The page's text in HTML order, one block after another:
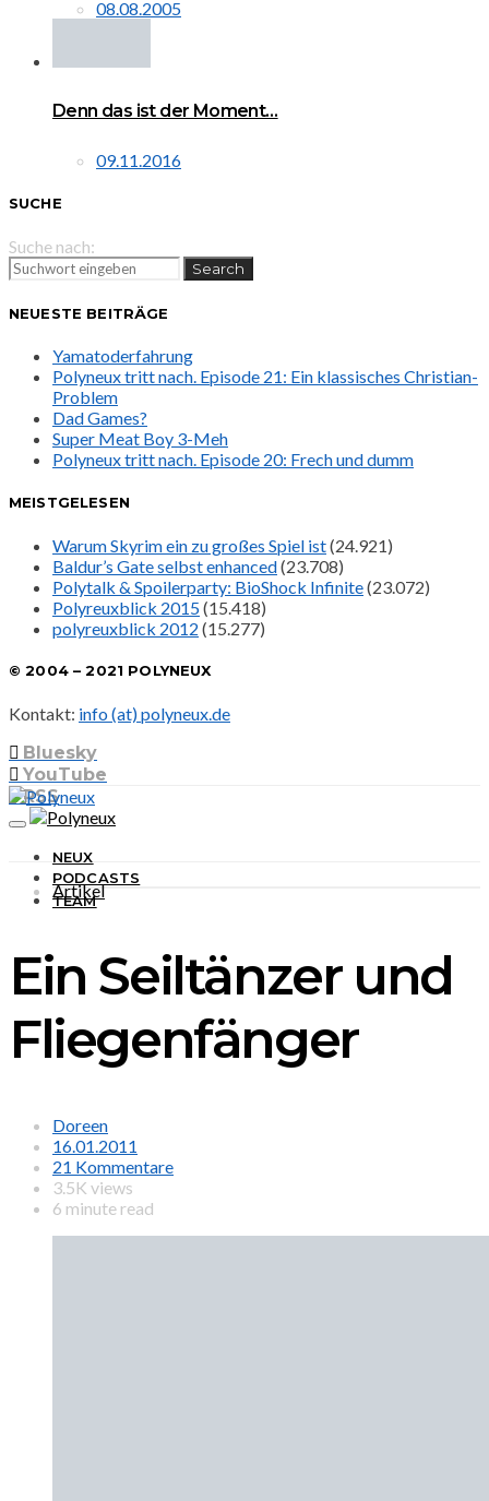
08.08.2005
Denn das ist der Moment…
09.11.2016
SUCHE
Suche nach:
Search
NEUESTE BEITRÄGE
Yamatoderfahrung
Polyneux tritt nach. Episode 21: Ein klassisches Christian-
Problem
Dad Games?
Super Meat Boy 3-Meh
Polyneux tritt nach. Episode 20: Frech und dumm
MEISTGELESEN
Warum Skyrim ein zu großes Spiel ist(24.921)
Baldur’s Gate selbst enhanced(23.708)
Polytalk & Spoilerparty: BioShock Infinite(23.072)
Polyreuxblick 2015(15.418)
polyreuxblick 2012 (15.277)
© 2004 – 2021 POLYNEUX
Kontakt: info (at) polyneux.de
Bluesky
YouTube
RSS
NEUX
PODCASTS
TEAM
Artikel
Ein Seiltänzer und
Fliegenfänger
Doreen
16.01.2011
21 Kommentare
3.5K views
6 minute read